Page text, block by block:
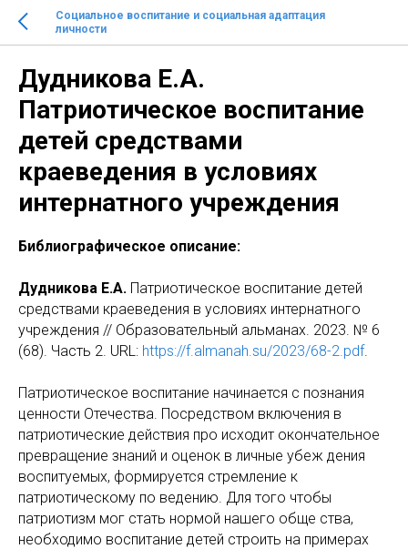
Социальное воспитание и социальная адаптация
личности
Дудникова Е.А.
Патриотическое воспитание
детей средствами
краеведения в условиях
интернатного учреждения
Библиографическое описание:
Дудникова Е.А. Патриотическое воспитание детей
средствами краеведения в условиях интернатного
учреждения // Образовательный альманах. 2023. № 6
(68). Часть 2. URL: https://f.almanah.su/2023/68-2.pdf.
Патриотическое воспитание начинается с познания
ценности Отечества. Посредством включения в
патриотические действия про исходит окончательное
превращение знаний и оценок в личные убеж дения
воспитуемых, формируется стремление к
патриотическому по ведению. Для того чтобы
патриотизм мог стать нормой нашего обще ства,
необходимо воспитание детей строить на примерах